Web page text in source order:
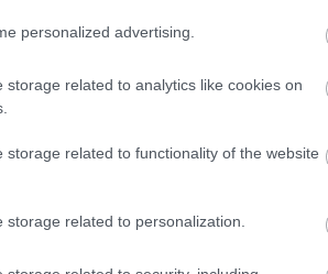
personalized advertising.
related to analytics like cookies on
storage related to functionality of the website
related to personalization.
και είναι σε συνεχή
που θα παραδεχτούν
ομιλητικός. Όταν είναι
ασταμάτητα. Αν
τον κατακλύζει τόσο
που του φέρνει η